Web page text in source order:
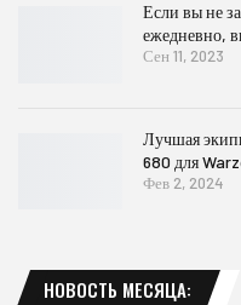
Если вы не
ежедневно,
Сен 11, 2023
Лучшая
680 для
Фев 2, 2024
НОВОСТЬ МЕСЯЦА: